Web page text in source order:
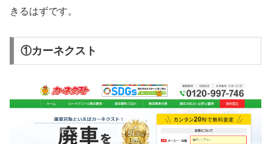
きるはずです。
①カーネクスト